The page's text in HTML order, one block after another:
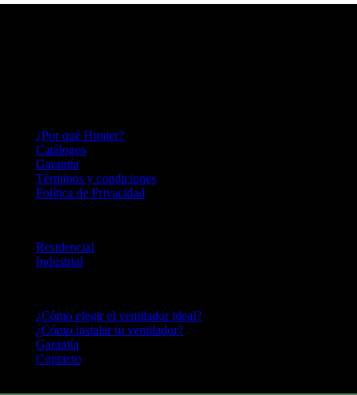
¿Por qué Hunter?
Catálogos
Garantía
Términos y condiciones
Política de Privacidad
Residencial
Industrial
¿Cómo elegir el ventilador ideal?
¿Cómo instalar tu ventilador?
Garantía
Contacto